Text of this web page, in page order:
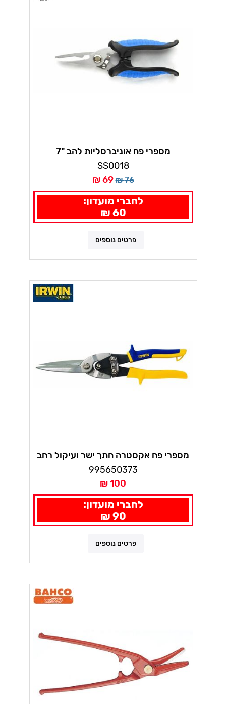
מספרי פח אוניברסליות להב "7
SS0018
76 ₪
69 ₪
לחברי מועדון:
60 ₪
פרטים נוספים
מספרי פח אקסטרה חתך ישר ועיקול רחב
IRWIN
995650373
100 ₪
לחברי מועדון:
90 ₪
פרטים נוספים